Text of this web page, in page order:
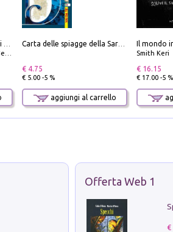
La dottrina del fascismo. E i documenti ufficiali dal 1919 al 1945
Carta delle spiagge della Sardegna. Con custodia
€ 4.75
€ 5.00 -5 %
aggiungi al carrello
Il mondo
Smith Keri
€ 16.15
€ 17.00 -5 %
Offerta Web 1
€